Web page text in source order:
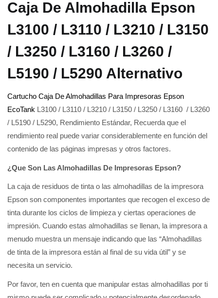
Caja De Almohadilla Epson
L3100 / L3110 / L3210 / L3150
/ L3250 / L3160 / L3260 /
L5190 / L5290 Alternativo
Cartucho Caja De Almohadillas Para Impresoras Epson
EcoTank L3100 / L3110 / L3210 / L3150 / L3250 / L3160 / L3260
/ L5190 / L5290, Rendimiento Estándar, Recuerda que el
rendimiento real puede variar considerablemente en función del
contenido de las páginas impresas y otros factores.
¿Que Son Las Almohadillas De Impresoras Epson?
La caja de residuos de tinta o las almohadillas de la impresora
Epson son componentes importantes que recogen el exceso de
tinta durante los ciclos de limpieza y ciertas operaciones de
impresión. Cuando estas almohadillas se llenan, la impresora a
menudo muestra un mensaje indicando que las “Almohadillas
de tinta de la impresora están al final de su vida útil” y se
necesita un servicio.
Por favor, ten en cuenta que manipular estas almohadillas por ti